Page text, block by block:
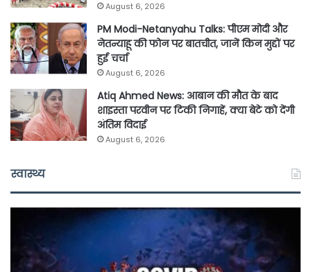
August 6, 2026
PM Modi-Netanyahu Talks: पीएम मोदी और
नेतन्याहू की फोन पर बातचीत, जानें किन मुद्दों पर
हुई चर्चा
August 6, 2026
Atiq Ahmed News: आबान की मौत के बाद
शाइस्ता परवीन पर टिकी निगाहें, क्या बेटे को देंगी
अंतिम विदाई
August 6, 2026
स्वास्थ्य